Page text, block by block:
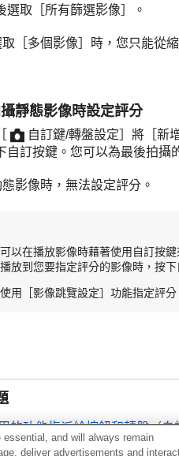
選取 ［所有篩選影像］ 。
［多個影像］ 時，您只能從
靜態影像時設定評分
自訂鍵/轉盤設定］ 將［新
自訂按鍵。您可以為最後拍攝
影像時，無法設定評分。
以在播放影像時藉著使用自訂按
放到您要指定評分的影像時，按下
用 ［影像跳覽設定］ 功能指定評分
的功能指派給按鈕和轉盤（自
定（自訂鍵）
and will always remain
deliver advertisements and